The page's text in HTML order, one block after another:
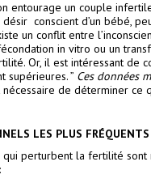
entourage un couple
conscient d’un bébé,
un conflit entre
in vitro ou un
Or, il est intéressant
supérieures. ” Ces données
nécessaire de déterminer
LES PLUS FRÉQUENTS
perturbent la fertilité